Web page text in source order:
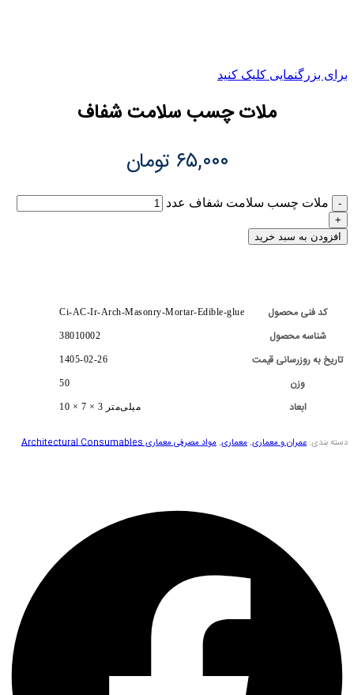
برای بزرگنمایی کلیک کنید
ملات چسب سلامت شفاف
۶۵,۰۰۰ تومان
ملات چسب سلامت شفاف عدد
افزودن به سبد خرید
کد فنی محصول Ci-AC-Ir-Arch-Masonry-Mortar-Edible-glue
شناسه محصول 38010002
تاریخ به روزرسانی قیمت 1405-02-26
وزن 50
ابعاد 10 × 7 × 3 میلی‌متر
دسته بندی: عمران و معماری,معماری,مواد مصرفی معماری Architectural Consumables